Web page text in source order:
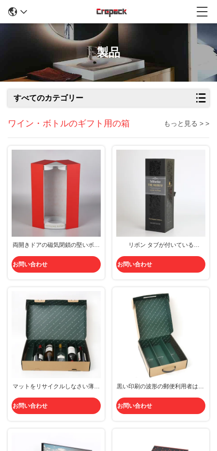
製品
すべてのカテゴリー
ワイン・ボトルのギフト用の箱 もっと見る > >
両開きドアの磁気閉鎖の堅いボー
ーおよび保護の包装のギフトのワ
イン箱
お問い合わせ
リボン タブが付いている
む優れた磁気閉鎖の紫外線コーテ
ィングの堅いボール紙
お問い合わせ
マットをリサイクルしなさい薄板
x 265 x 90mmを囲む
お問い合わせ
黒い印刷の波形の郵便利用者は6B
お問い合わせ